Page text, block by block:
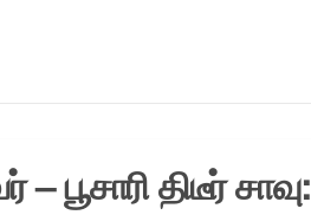
– பூசாரி திடீர்